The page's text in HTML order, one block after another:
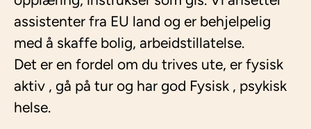
assistenter fra EU land og er behjelpelig
med å skaffe bolig, arbeidstillatelse.
Det er en fordel om du trives ute, er fysisk
aktiv , gå på tur og har god Fysisk , psykisk
helse.